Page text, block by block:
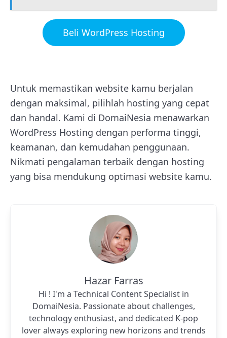
Beli WordPress Hosting
Untuk memastikan website kamu berjalan
dengan maksimal, pilihlah hosting yang cepat
dan handal. Kami di DomaiNesia menawarkan
WordPress Hosting dengan performa tinggi,
keamanan, dan kemudahan penggunaan.
Nikmati pengalaman terbaik dengan hosting
yang bisa mendukung optimasi website kamu.
Hazar Farras
Hi ! I'm a Technical Content Specialist in
DomaiNesia. Passionate about challenges,
technology enthusiast, and dedicated K-pop
lover always exploring new horizons and trends